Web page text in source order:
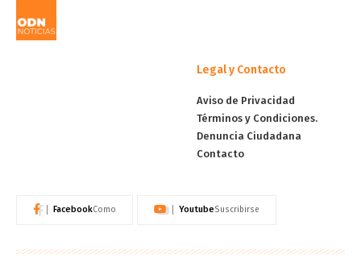
Legal y Contacto
Aviso de Privacidad
Términos y Condiciones.
Denuncia Ciudadana
Contacto
FacebookComo YoutubeSuscribirse